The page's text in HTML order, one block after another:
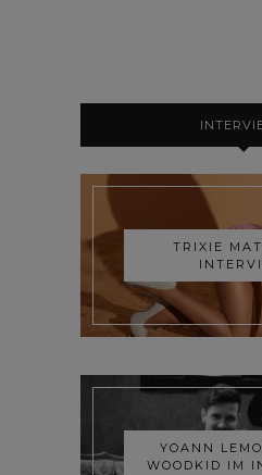
TRIXIE
YOANN
WOODKID IM